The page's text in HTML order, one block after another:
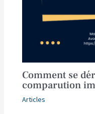
Comment se
comparution
Articles